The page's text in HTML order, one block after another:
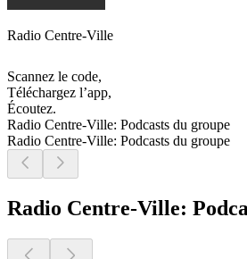
Radio Centre-Ville
Scannez le code,
Téléchargez l’app,
Écoutez.
Radio Centre-Ville: Podcasts du groupe
Radio Centre-Ville: Podcasts du groupe
Radio Centre-Ville: